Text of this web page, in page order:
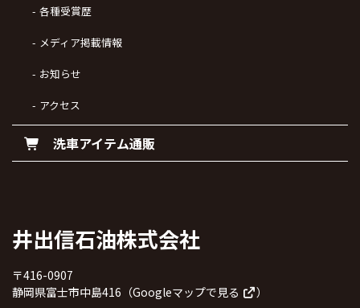
各種受賞歴
メディア掲載情報
お知らせ
アクセス
洗車アイテム通販
井出信石油株式会社
〒416-0907
静岡県富士市中島416（Googleマップで見る
）